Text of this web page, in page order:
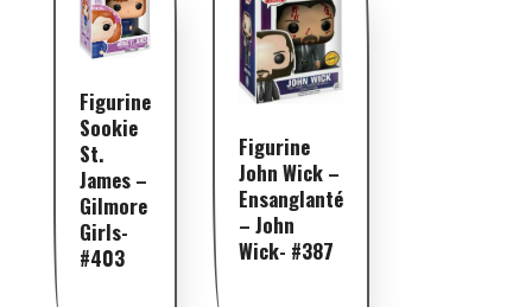
Figurine
Sookie
St.
James –
Gilmore
Girls-
#403
Figurine
John Wick –
Ensanglanté
– John
Wick- #387